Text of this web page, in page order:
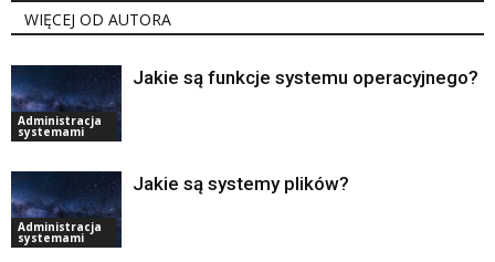
WIĘCEJ OD AUTORA
Administracja
systemami
Jakie są funkcje systemu operacyjnego?
Administracja
systemami
Jakie są systemy plików?